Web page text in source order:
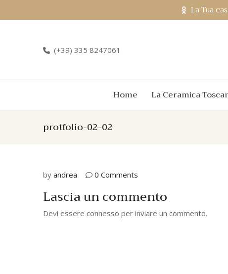
La Tua
(+39) 335 8247061
Home La Ceramica
protfolio-02-02
by andrea 0 Comments
Lascia un commento
Devi essere connesso per inviare un commento.